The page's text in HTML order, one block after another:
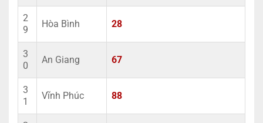
2
9
Hòa Bình 28
3
0
An Giang 67
3
1
Vĩnh Phúc 88